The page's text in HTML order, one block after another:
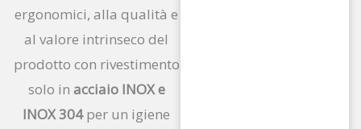
ergonomici, alla qualità e
al valore intrinseco del
prodotto con rivestimento
solo in acciaio INOX e
INOX 304per un igiene